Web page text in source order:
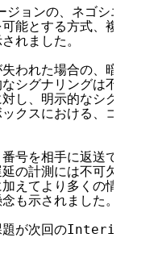
ジョンの、ネゴシエーシ
能とする方式、複数プ
れました。
われた場合の、暗黙の
シグナリングは不要で
し、明示的なシグナリ
クスにおける、コネク
号を相手に返送できる
の計測には不可欠とい
えてより多くの情報を
も示されました。
題が次回のInterim(パ